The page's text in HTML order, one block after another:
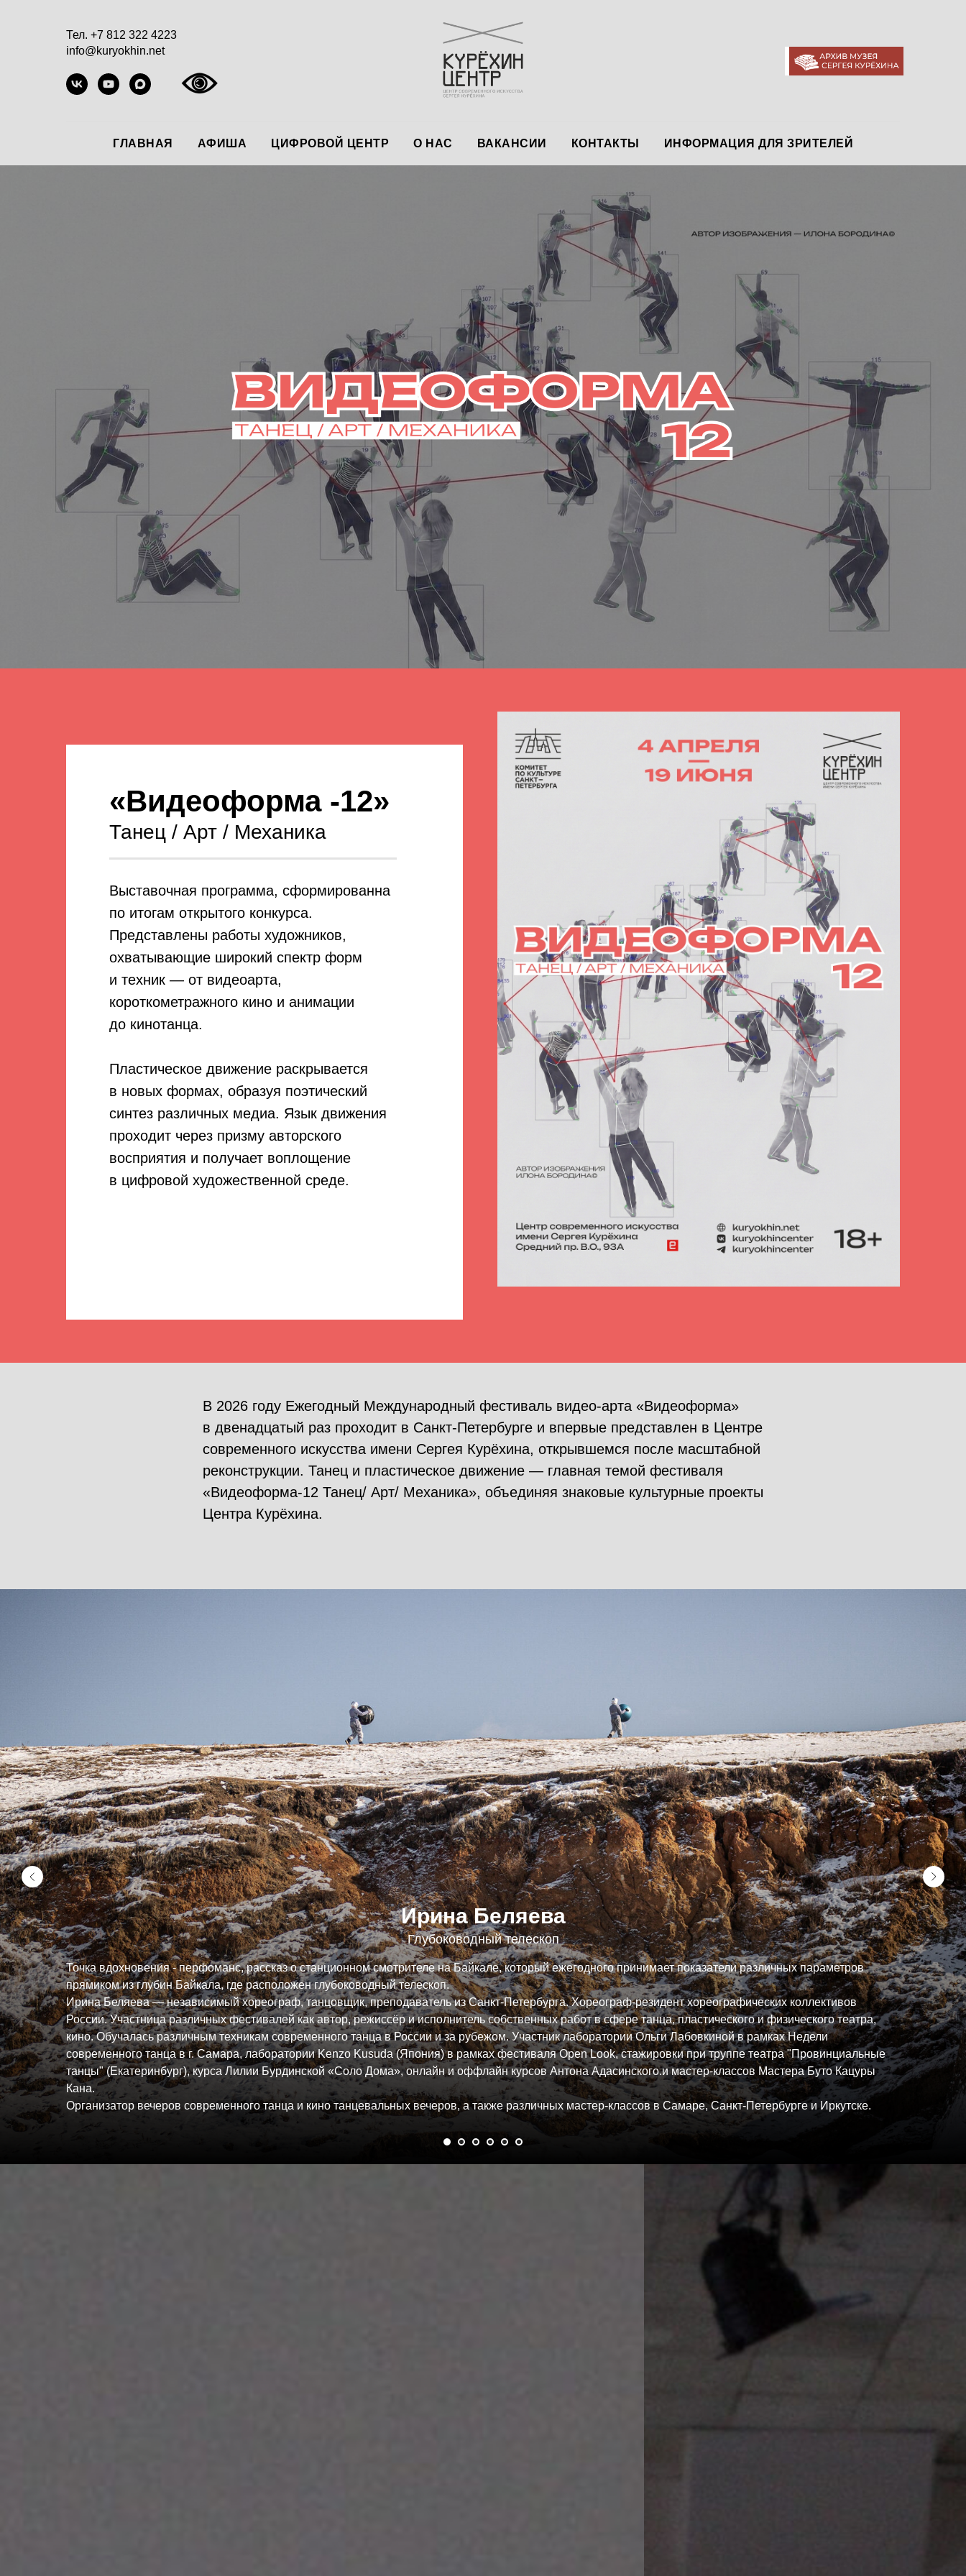
Тел. +7 812 322 4223
info@kuryokhin.net
АРХИВ МУЗЕЯ
ГЛАВНАЯ АФИША ЦИФРОВОЙ ЦЕНТР О НАС ВАКАНСИИ КОНТАКТЫ ИНФОРМАЦИЯ ДЛЯ ЗРИТЕЛЕЙ
БИЛЕТЫ
«Видеоформа -12»
Танец / Арт / Механика
Выставочная программа, сформированна
по итогам открытого конкурса.
Представлены работы художников,
охватывающие широкий спектр форм
и техник — от видеоарта,
короткометражного кино и анимации
до кинотанца.
Пластическое движение раскрывается
в новых формах, образуя поэтический
синтез различных медиа. Язык движения
проходит через призму авторского
восприятия и получает воплощение
в цифровой художественной среде.
В 2026 году Ежегодный Международный фестиваль видео-арта «Видеоформа»
в двенадцатый раз проходит в Санкт-Петербурге и впервые представлен в Центре
современного искусства имени Сергея Курёхина, открывшемся после масштабной
реконструкции. Танец и пластическое движение — главная темой фестиваля
«Видеоформа-12 Танец/ Арт/ Механика», объединяя знаковые культурные проекты
Центра Курёхина.
Ирина Беляева
Глубоководный телескоп
Точка вдохновения - перфоманс, рассказ о станционном смотрителе на Байкале, который ежегодного принимает показатели различных параметров
прямиком из глубин Байкала, где расположен глубоководный телескоп.
Ирина Беляева — независимый хореограф, танцовщик, преподаватель из Санкт-Петербурга. Хореограф-резидент хореографических коллективов
России. Участница различных фестивалей как автор, режиссёр и исполнитель собственных работ в сфере танца, пластического и физического театра,
кино. Обучалась различным техникам современного танца в России и за рубежом. Участник лаборатории Ольги Лабовкиной в рамках Недели
современного танца в г. Самара, лаборатории Kenzo Kusuda (Япония) в рамках фестиваля Open Look, стажировки при труппе театра "Провинциальные
танцы" (Екатеринбург), курса Лилии Бурдинской «Соло Дома», онлайн и оффлайн курсов Антона Адасинского.и мастер-классов Мастера Буто Кацуры
Кана.
Организатор вечеров современного танца и кино танцевальных вечеров, а также различных мастер-классов в Самаре, Санкт-Петербурге и Иркутске.